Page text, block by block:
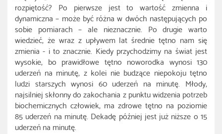
rozpiętość? Po pierwsze jest to wartość zmienna i
dynamiczna – może być różna w dwóch następujących po
sobie pomiarach – ale nieznacznie. Po drugie warto
wiedzieć, że wraz z upływem lat średnie tętno nam się
zmienia - i to znacznie. Kiedy przychodzimy na świat jest
wysokie, bo prawidłowe tętno noworodka wynosi 130
uderzeń na minutę, z kolei nie budzące niepokoju tętno
ludzi starszych wynosi 60 uderzeń na minutę. Młody,
najsilniej skłonny do zakochania z punktu widzenia potrzeb
biochemicznych człowiek, ma zdrowe tętno na poziomie
85 uderzeń na minutę. Dekadę później jest już niższe o 15
uderzeń na minutę.